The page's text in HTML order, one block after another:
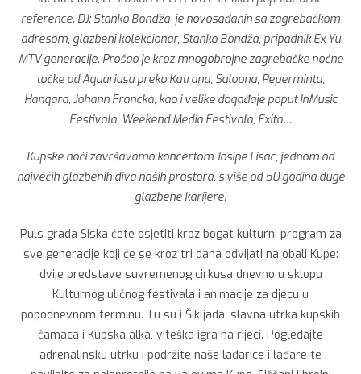
reference. DJ: Stanko Bondža je novosađanin sa zagrebačkom
adresom, glazbeni kolekcionar, Stanko Bondža, pripadnik Ex Yu
MTV generacije. Prošao je kroz mnogobrojne zagrebačke noćne
točke od Aquariusa preko Katrana, Saloona, Peperminta,
Hangara, Johann Francka, kao i velike događaje poput InMusic
Festivala, Weekend Media Festivala, Exita…
Kupske noći završavamo koncertom Josipe Lisac, jednom od
najvećih glazbenih diva naših prostora, s više od 50 godina duge
glazbene karijere.
Puls grada Siska ćete osjetiti kroz bogat kulturni program za
sve generacije koji će se kroz tri dana odvijati na obali Kupe:
dvije predstave suvremenog cirkusa dnevno u sklopu
Kulturnog uličnog festivala i animacije za djecu u
popodnevnom terminu. Tu su i Šikljada, slavna utrka kupskih
čamaca i Kupska alka, viteška igra na rijeci. Pogledajte
adrenalinsku utrku i podržite naše lađarice i lađare te